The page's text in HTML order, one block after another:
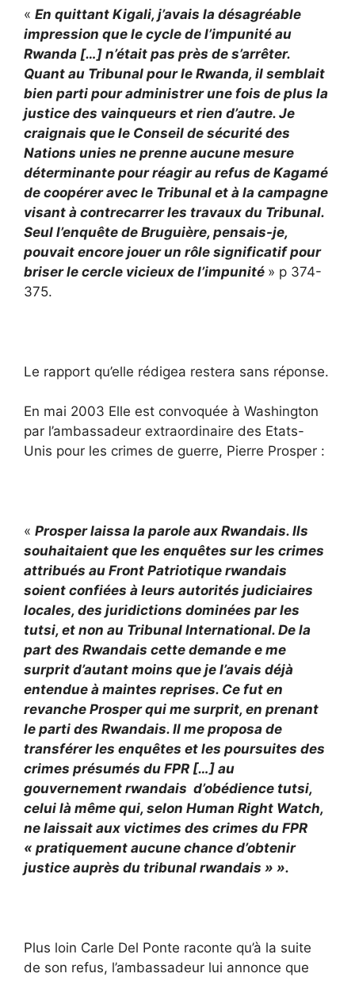
« En quittant Kigali, j’avais la désagréable
impression que le cycle de l’impunité au
Rwanda […] n’était pas près de s’arrêter.
Quant au Tribunal pour le Rwanda, il semblait
bien parti pour administrer une fois de plus la
justice des vainqueurs et rien d’autre. Je
craignais que le Conseil de sécurité des
Nations unies ne prenne aucune mesure
déterminante pour réagir au refus de Kagamé
de coopérer avec le Tribunal et à la campagne
visant à contrecarrer les travaux du Tribunal.
Seul l’enquête de Bruguière, pensais-je,
pouvait encore jouer un rôle significatif pour
briser le cercle vicieux de l’impunité » p 374-
375.
Le rapport qu’elle rédigea restera sans réponse.
En mai 2003 Elle est convoquée à Washington
par l’ambassadeur extraordinaire des Etats-
Unis pour les crimes de guerre, Pierre Prosper :
« Prosper laissa la parole aux Rwandais. Ils
souhaitaient que les enquêtes sur les crimes
attribués au Front Patriotique rwandais
soient confiées à leurs autorités judiciaires
locales, des juridictions dominées par les
tutsi, et non au Tribunal International. De la
part des Rwandais cette demande e me
surprit d’autant moins que je l’avais déjà
entendue à maintes reprises. Ce fut en
revanche Prosper qui me surprit, en prenant
le parti des Rwandais. Il me proposa de
transférer les enquêtes et les poursuites des
crimes présumés du FPR […] au
gouvernement rwandais d’obédience tutsi,
celui là même qui, selon Human Right Watch,
ne laissait aux victimes des crimes du FPR
« pratiquement aucune chance d’obtenir
justice auprès du tribunal rwandais » ».
Plus loin Carle Del Ponte raconte qu’à la suite
de son refus, l’ambassadeur lui annonce que